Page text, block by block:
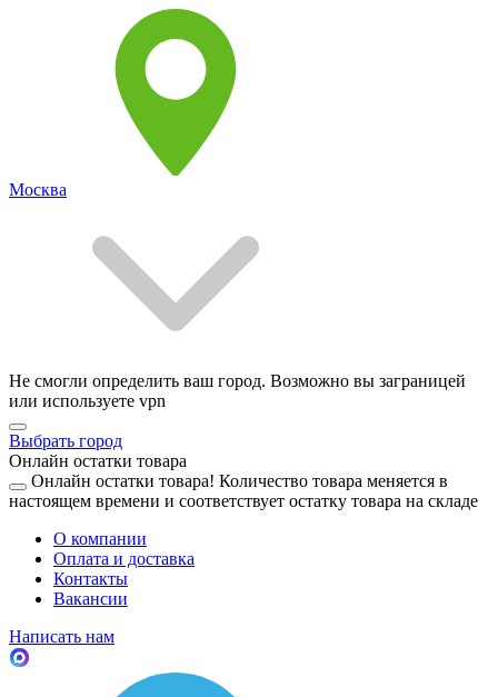
Москва
Не смогли определить ваш город. Возможно вы заграницей
или используете vpn
Выбрать город
Онлайн остатки товара
Онлайн остатки товара! Количество товара меняется в
настоящем времени и соответствует остатку товара на складе
О компании
Оплата и доставка
Контакты
Вакансии
Написать нам